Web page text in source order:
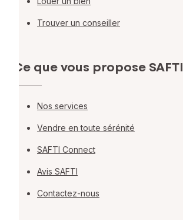
Trouver un conseiller
Ce que vous propose SAFTI
Nos services
Vendre en toute sérénité
SAFTI Connect
Avis SAFTI
Contactez-nous